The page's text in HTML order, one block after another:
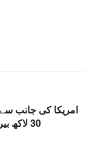
30 لاکھ بیرل خام تیل سمندر میں پھنس گیا